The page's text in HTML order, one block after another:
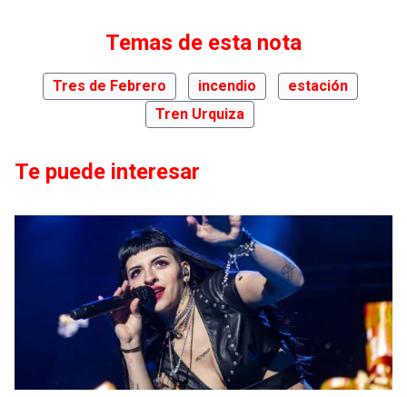
Temas de esta nota
Tres de Febrero incendio
estación
Tren Urquiza
Te puede interesar